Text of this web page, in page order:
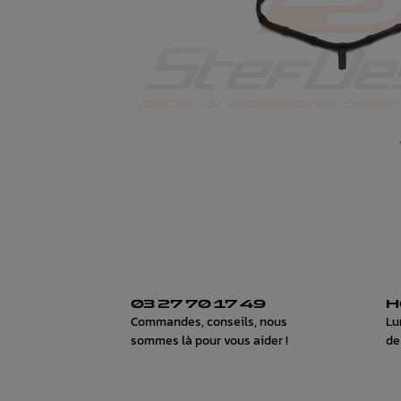
03 27 70 17 49
Commandes, conseils, nous
sommes là pour vous aider !